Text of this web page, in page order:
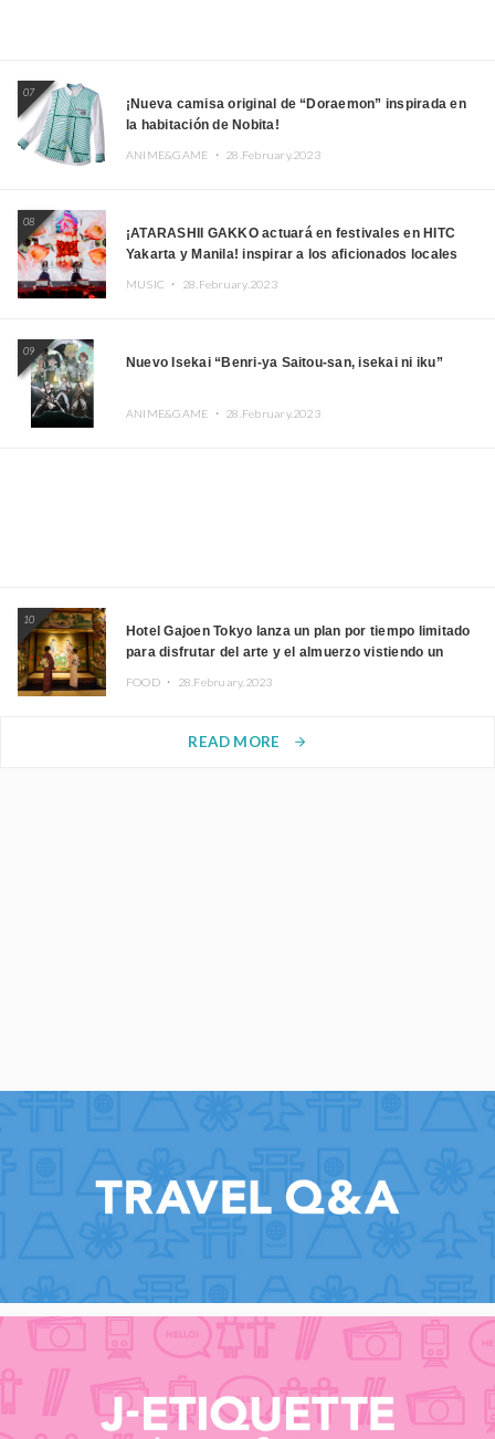
07
¡Nueva camisa original de “Doraemon” inspirada en
la habitación de Nobita!
ANIME&GAME ・ 28.February.2023
08
¡ATARASHII GAKKO actuará en festivales en HITC
Yakarta y Manila! inspirar a los aficionados locales
MUSIC ・ 28.February.2023
09
Nuevo Isekai “Benri-ya Saitou-san, isekai ni iku”
ANIME&GAME ・ 28.February.2023
10
Hotel Gajoen Tokyo lanza un plan por tiempo limitado
para disfrutar del arte y el almuerzo vistiendo un
FOOD ・ 28.February.2023
READ MORE arrow_forward